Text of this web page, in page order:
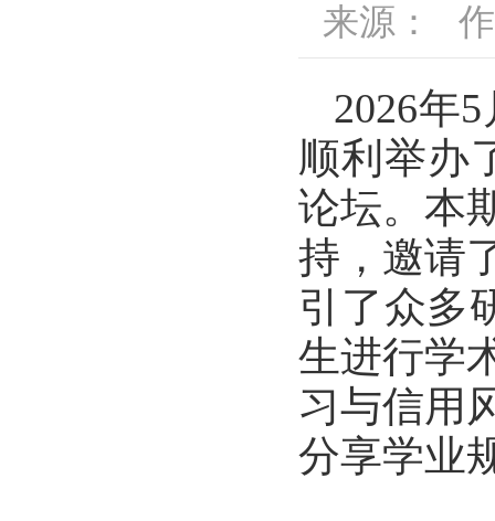
来源：
2026年
顺利举办
论坛。本
持，邀请
引了众多
生进行学
习与信用
分享学业